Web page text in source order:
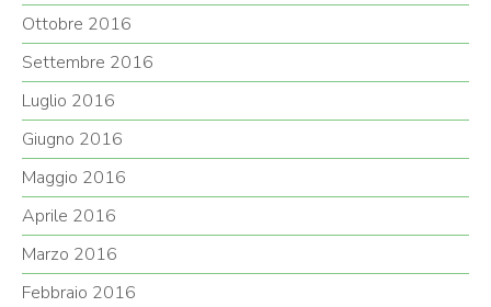
Ottobre 2016
Settembre 2016
Luglio 2016
Giugno 2016
Maggio 2016
Aprile 2016
Marzo 2016
Febbraio 2016